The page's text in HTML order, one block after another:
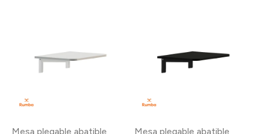
Mesa plegable abatible
Mesa plegable abatible